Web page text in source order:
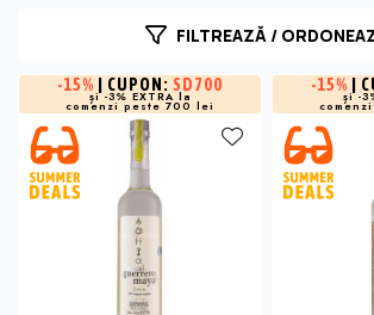
FILTREAZĂ /
-15% | CUPON: SD700
și -3% EXTRA la
comenzi peste 700 lei
-15% |
și -